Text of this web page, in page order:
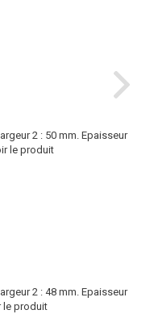
2 : 50 mm. Epaisseur
le produit
2 : 48 mm. Epaisseur
le produit